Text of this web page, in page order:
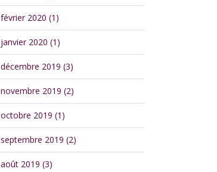
février 2020 (1)
janvier 2020 (1)
décembre 2019 (3)
novembre 2019 (2)
octobre 2019 (1)
septembre 2019 (2)
août 2019 (3)